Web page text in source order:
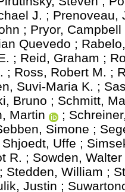
J. ; Prenoveau,
; Pryor, Campbell
Quevedo ;
; Reid, Graham ;
; Ross, Robert M. ;
Suvi-Maria K. ;
Bruno ; Schmitt,
Martin
;
Simone ;
Shjoedt, Uffe ;
R. ; Sowden, Walter
; Stedden, William ;
Justin ;